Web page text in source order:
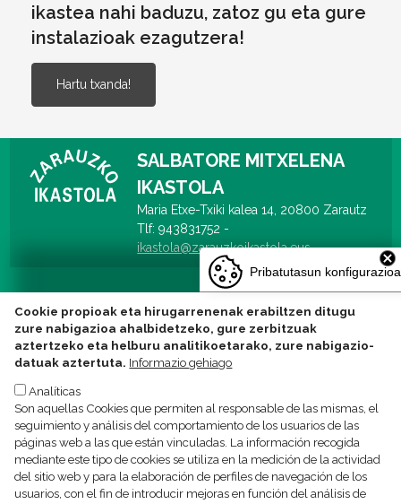
ikastea nahi baduzu, zatoz gu eta gure
instalazioak ezagutzera!
Hartu txanda!
SALBATORE MITXELENA
IKASTOLA
Maria Etxe-Txiki kalea 14, 20800 Zarautz
Tlf: 943831752 -
ikastola@zarauzkoikastola.eus
Política de privacidad Texto legal Política de Cookies
Pribatutasun konfigurazioa
Cookie propioak eta hirugarrenenak erabiltzen ditugu
zure nabigazioa ahalbidetzeko, gure zerbitzuak
aztertzeko eta helburu analitikoetarako, zure nabigazio-
datuak aztertuta. Informazio gehiago
Analíticas
Son aquellas Cookies que permiten al responsable de las mismas, el
seguimiento y análisis del comportamiento de los usuarios de las
páginas web a las que están vinculadas. La información recogida
mediante este tipo de cookies se utiliza en la medición de la actividad
del sitio web y para la elaboración de perfiles de navegación de los
usuarios, con el fin de introducir mejoras en función del análisis de